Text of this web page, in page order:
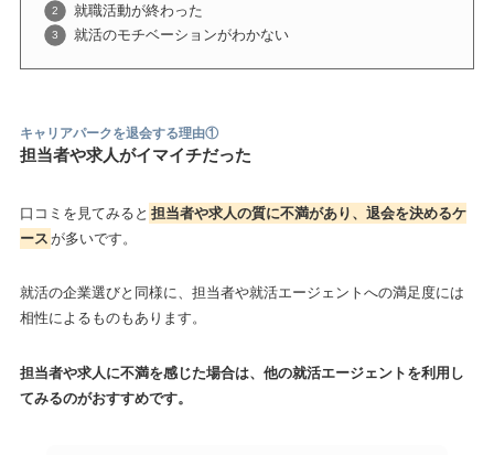
就職活動が終わった
就活のモチベーションがわかない
キャリアパークを退会する理由①
担当者や求人がイマイチだった
口コミを見てみると 担当者や求人の質に不満があり、退会を決めるケ
ース が多いです。
就活の企業選びと同様に、担当者や就活エージェントへの満足度には
相性によるものもあります。
担当者や求人に不満を感じた場合は、他の就活エージェントを利用し
てみるのがおすすめです。